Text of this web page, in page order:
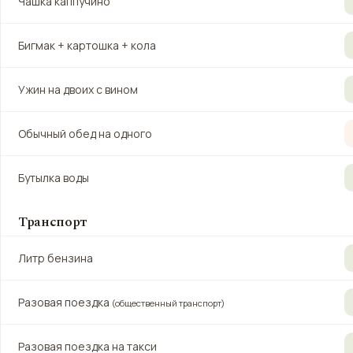
Бигмак + картошка + кола
Ужин на двоих с вином
Обычный обед на одного
Бутылка воды
Транспорт
Литр бензина
Разовая поездка (общественный транспорт)
Разовая поездка на такси